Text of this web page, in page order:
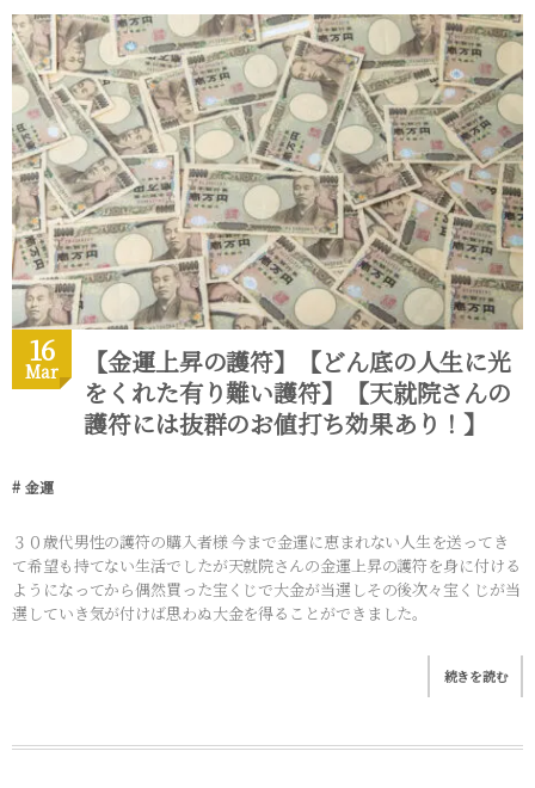
16
Mar
【金運上昇の護符】【どん底の人生に光
をくれた有り難い護符】【天就院さんの
護符には抜群のお値打ち効果あり！】
金運
３０歳代男性の護符の購入者様 今まで金運に恵まれない人生を送ってき
て希望も持てない生活でしたが天就院さんの金運上昇の護符を身に付ける
ようになってから偶然買った宝くじで大金が当選しその後次々宝くじが当
選していき気が付けば思わぬ大金を得ることができました。
続きを読む